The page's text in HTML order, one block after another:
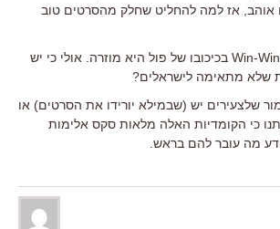
אוהב, אז למה להחליט שחלק מהסרטים טוב
גם החלטה לגנוז את Win-Win בכיכובו של פול היא מוזרה. אולי כי יש
שלא מתאימה לישראלים?
שלצעירים יש (שבמילא יורידו את הסרטים) או
כי הקומדיות האלה מלאות סקס אלימות
מה עובר להם בראש.